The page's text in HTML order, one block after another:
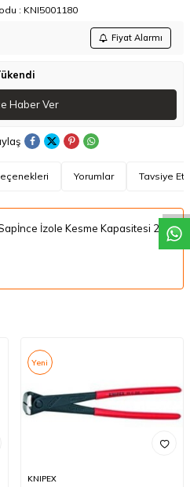
W
h
a
t
a
p
p
D
e
s
t
e
H
a
t
t
: KNI5001180
Fiyat Alarmı
Haber Ver
Yorumlar Tavsiye Et
İzole Kesme Kapasitesi 2.0
Yeni
KNIPEX